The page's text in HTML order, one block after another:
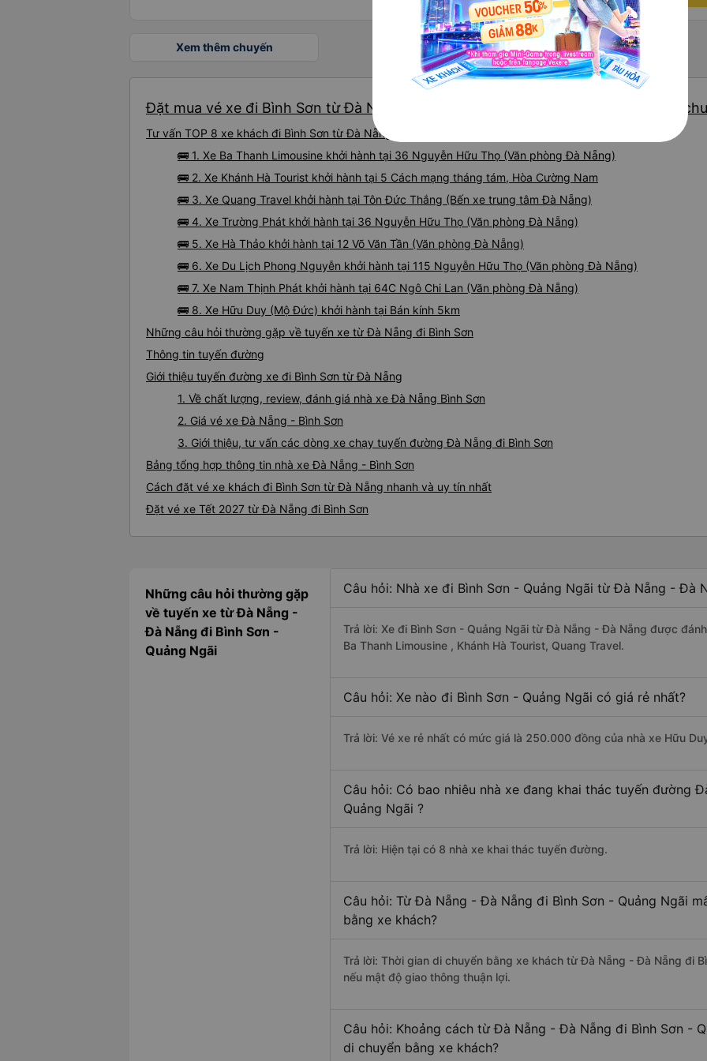
Xem thêm chuyến
Đặt mua vé xe đi Bình Sơn từ Đà Nẵng chất lượng cao và giá vé ưu đãi nhất: 176
Tư vấn TOP 8 xe khách đi Bình Sơn từ Đà Nẵng chất lượng cao, uy tín, giá rẻ nhất 08/2026
🚌 1. Xe Ba Thanh Limousine khởi hành tại 36 Nguyễn Hữu Thọ (Văn phòng Đà Nẵng)
🚌 2. Xe Khánh Hà Tourist khởi hành tại 5 Cách mạng tháng tám, Hòa Cường Nam
🚌 3. Xe Quang Travel khởi hành tại Tôn Đức Thắng (Bến xe trung tâm Đà Nẵng)
🚌 4. Xe Trường Phát khởi hành tại 36 Nguyễn Hữu Thọ (Văn phòng Đà Nẵng)
🚌 5. Xe Hà Thảo khởi hành tại 12 Võ Văn Tần (Văn phòng Đà Nẵng)
🚌 6. Xe Du Lịch Phong Nguyễn khởi hành tại 115 Nguyễn Hữu Thọ (Văn phòng Đà Nẵng)
🚌 7. Xe Nam Thịnh Phát khởi hành tại 64C Ngô Chi Lan (Văn phòng Đà Nẵng)
🚌 8. Xe Hữu Duy (Mộ Đức) khởi hành tại Bán kính 5km
Những câu hỏi thường gặp về tuyến xe từ Đà Nẵng đi Bình Sơn
Thông tin tuyến đường
Giới thiệu tuyến đường xe đi Bình Sơn từ Đà Nẵng
1. Về chất lượng, review, đánh giá nhà xe Đà Nẵng Bình Sơn
2. Giá vé xe Đà Nẵng - Bình Sơn
3. Giới thiệu, tư vấn các dòng xe chạy tuyến đường Đà Nẵng đi Bình Sơn
Bảng tổng hợp thông tin nhà xe Đà Nẵng - Bình Sơn
Cách đặt vé xe khách đi Bình Sơn từ Đà Nẵng nhanh và uy tín nhất
Đặt vé xe Tết 2027 từ Đà Nẵng đi Bình Sơn
Những câu hỏi thường gặp
về tuyến xe từ Đà Nẵng -
Đà Nẵng đi Bình Sơn -
Quảng Ngãi
Câu hỏi: Nhà xe đi Bình Sơn - Quảng Ngãi từ Đà Nẵng - Đà
Trả lời: Xe đi Bình Sơn - Quảng Ngãi từ Đà Nẵng - Đà Nẵng được
Ba Thanh Limousine , Khánh Hà Tourist, Quang Travel.
Câu hỏi: Xe nào đi Bình Sơn - Quảng Ngãi có giá rẻ nhất?
Trả lời: Vé xe rẻ nhất có mức giá là 250.000 đồng của nhà xe Hữu
Câu hỏi: Có bao nhiêu nhà xe đang khai thác tuyến đường
Quảng Ngãi ?
Trả lời: Hiện tại có 8 nhà xe khai thác tuyến đường.
Câu hỏi: Từ Đà Nẵng - Đà Nẵng đi Bình Sơn - Quảng Ngãi
bằng xe khách?
Trả lời: Thời gian di chuyển bằng xe khách từ Đà Nẵng - Đà Nẵng đi
nếu mật độ giao thông thuận lợi.
Câu hỏi: Khoảng cách từ Đà Nẵng - Đà Nẵng đi Bình Sơn -
di chuyển bằng xe khách?